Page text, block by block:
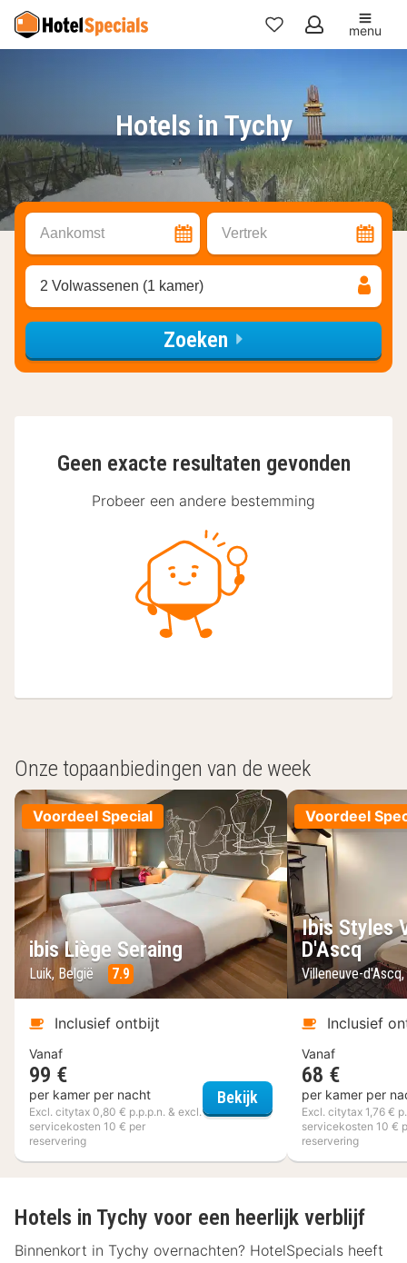
Mijn
menu
Hotels in Tychy
Aankomst Vertrek
2 Volwassenen (1 kamer)
Zoeken
Geen exacte resultaten gevonden
Probeer een andere bestemming
Onze topaanbiedingen van de week
Voordeel Special
ibis Liège Seraing
Luik, België 7.9
Inclusief ontbijt
Vanaf
99 €
per kamer per nacht
Excl. citytax 0,80 € p.p.p.n. & excl.
servicekosten 10 € per
reservering
Bekijk ibis Liège Seraing
Voordeel
Ibis Styles
D'Ascq
Villeneuve-
Inclusief
Vanaf
68 €
per kamer per
Excl. citytax 1,76 €
servicekosten 10 €
reservering
Hotels in Tychy voor een heerlijk verblijf
Binnenkort in Tychy overnachten? HotelSpecials heeft